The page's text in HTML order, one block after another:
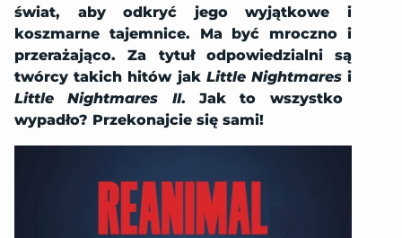
świat, aby odkryć jego wyjątkowe i
koszmarne tajemnice. Ma być mroczno i
przerażająco. Za tytuł odpowiedzialni są
twórcy takich hitów jak Little Nightmaresi
Little Nightmares II.Jak to wszystko
wypadło? Przekonajcie się sami!